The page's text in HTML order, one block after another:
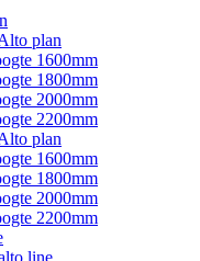
plan
1600mm
1800mm
2000mm
2200mm
plan
1600mm
1800mm
2000mm
2200mm
line